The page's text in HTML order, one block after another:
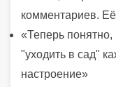
комментариев.
«Теперь
"уходить в сад"
настроение»